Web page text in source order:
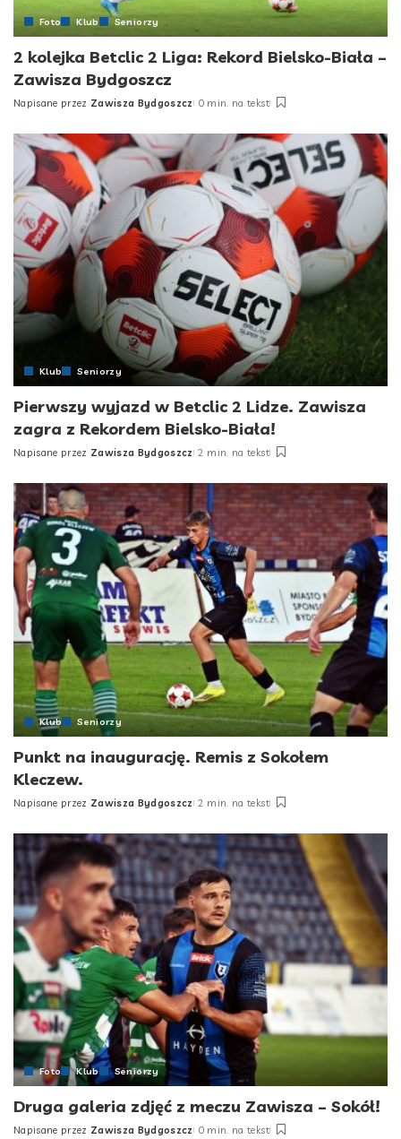
Foto Klub Seniorzy
2 kolejka Betclic 2 Liga: Rekord Bielsko-Biała –
Zawisza Bydgoszcz
Posted
Napisane przez Zawisza Bydgoszcz 0 min. na tekst
Klub Seniorzy
Pierwszy wyjazd w Betclic 2 Lidze. Zawisza
zagra z Rekordem Bielsko-Biała!
Posted
Napisane przez Zawisza Bydgoszcz 2 min. na tekst
Klub Seniorzy
Punkt na inaugurację. Remis z Sokołem
Kleczew.
Posted
Napisane przez Zawisza Bydgoszcz 2 min. na tekst
Foto Klub Seniorzy
Druga galeria zdjęć z meczu Zawisza – Sokół!
Napisane przez Zawisza Bydgoszcz 0 min. na tekst